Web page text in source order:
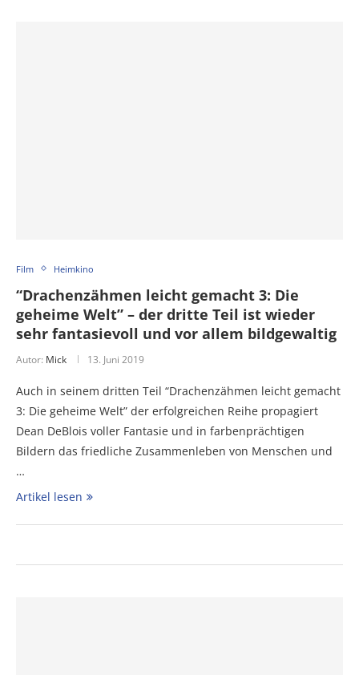
Film Heimkino
“Drachenzähmen leicht gemacht 3: Die
geheime Welt” – der dritte Teil ist wieder
sehr fantasievoll und vor allem bildgewaltig
Autor: Mick 13. Juni 2019
Auch in seinem dritten Teil “Drachenzähmen leicht gemacht
3: Die geheime Welt” der erfolgreichen Reihe propagiert
Dean DeBlois voller Fantasie und in farbenprächtigen
Bildern das friedliche Zusammenleben von Menschen und
…
Artikel lesen